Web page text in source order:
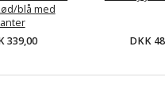
blå med
339,00
DKK